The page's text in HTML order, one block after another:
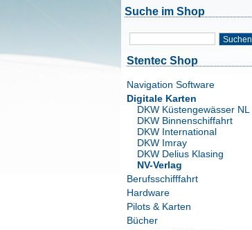
Suche im Shop
Suchen
Stentec Shop
Navigation Software
Digitale Karten
DKW Küstengewässer NL
DKW Binnenschiffahrt
DKW International
DKW Imray
DKW Delius Klasing
NV-Verlag
Berufsschifffahrt
Hardware
Pilots & Karten
Bücher